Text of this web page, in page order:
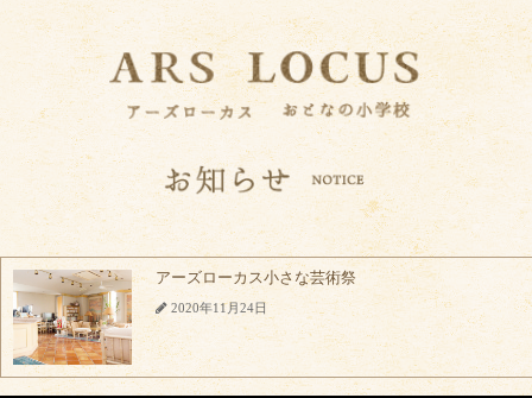
アーズローカス小さな芸術祭
2020年11月24日